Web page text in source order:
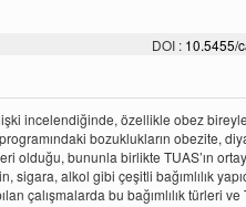
DOI : 10.5455/
incelendiğinde, özellikle obez
bozuklukların obezite,
olduğu, bununla birlikte TUAS’ın
sigara, alkol gibi çeşitli bağımlılık
çalışmalarda bu bağımlılık türleri